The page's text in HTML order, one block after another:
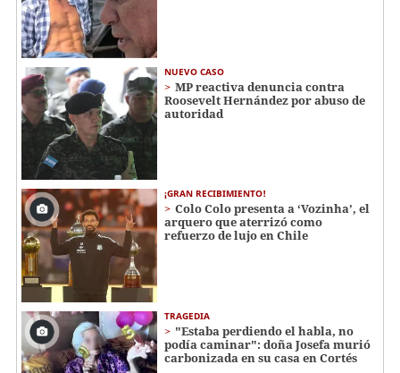
NUEVO CASO
MP reactiva denuncia contra
Roosevelt Hernández por abuso de
autoridad
¡GRAN RECIBIMIENTO!
Colo Colo presenta a ‘Vozinha’, el
arquero que aterrizó como
refuerzo de lujo en Chile
TRAGEDIA
"Estaba perdiendo el habla, no
podía caminar": doña Josefa murió
carbonizada en su casa en Cortés